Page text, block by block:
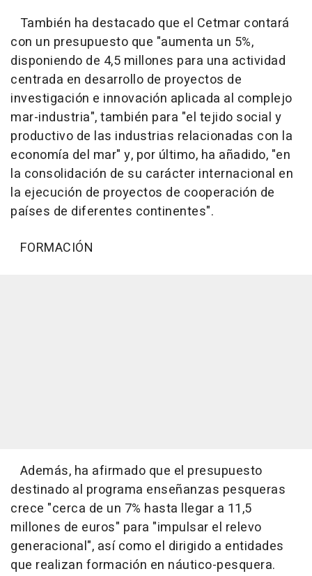
También ha destacado que el Cetmar contará
con un presupuesto que "aumenta un 5%,
disponiendo de 4,5 millones para una actividad
centrada en desarrollo de proyectos de
investigación e innovación aplicada al complejo
mar-industria", también para "el tejido social y
productivo de las industrias relacionadas con la
economía del mar" y, por último, ha añadido, "en
la consolidación de su carácter internacional en
la ejecución de proyectos de cooperación de
países de diferentes continentes".
FORMACIÓN
Además, ha afirmado que el presupuesto
destinado al programa enseñanzas pesqueras
crece "cerca de un 7% hasta llegar a 11,5
millones de euros" para "impulsar el relevo
generacional", así como el dirigido a entidades
que realizan formación en náutico-pesquera.